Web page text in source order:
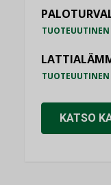
TUOTEUUTINEN
TUOTEUUTINEN
KATSO